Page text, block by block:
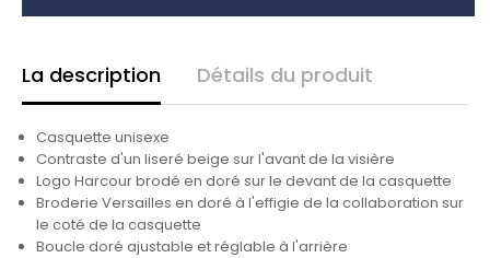
La description Détails du produit
Casquette unisexe
Contraste d'un liseré beige sur l'avant de la visière
Logo Harcour brodé en doré sur le devant de la casquette
Broderie Versailles en doré à l'effigie de la collaboration sur
le coté de la casquette
Boucle doré ajustable et réglable à l'arrière